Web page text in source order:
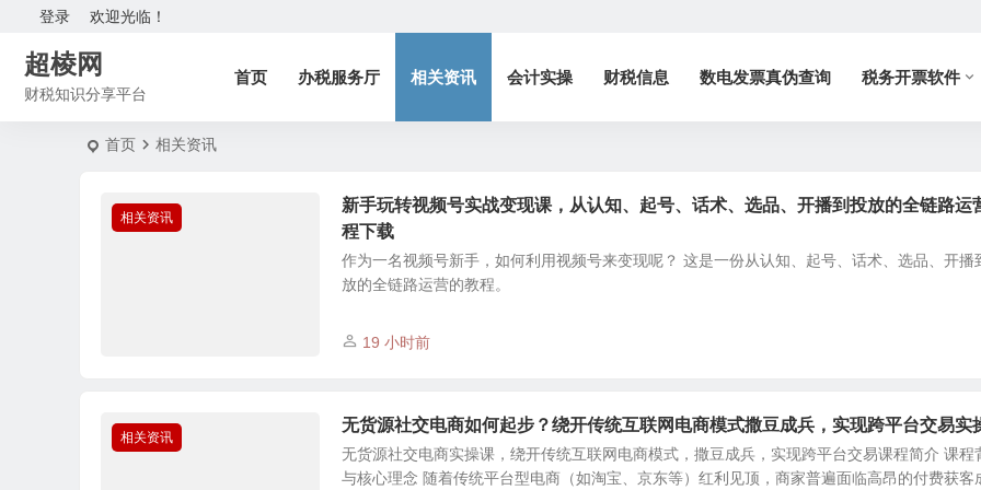
欢迎光临！
登录
超棱网
财税知识分享平台
首页 办税服务厅 相关资讯 会计实操 财税信息 数电发票真伪查询 税务开票软件
首页 相关资讯
相关资讯
新手玩转视频号实战变现课，从认知、起号、话术、选品、开播到投放的全链路运
程下载
作为一名视频号新手，如何利用视频号来变现呢？ 这是一份从认知、起号、话术、选品、开播
放的全链路运营的教程。
19 小时前
相关资讯
无货源社交电商如何起步？绕开传统互联网电商模式撒豆成兵，实现跨平台交易实
无货源社交电商实操课，绕开传统互联网电商模式，撒豆成兵，实现跨平台交易课程简介 课程
与核心理念 随着传统平台型电商（如淘宝、京东等）红利见顶，商家普遍面临高昂的付费获客